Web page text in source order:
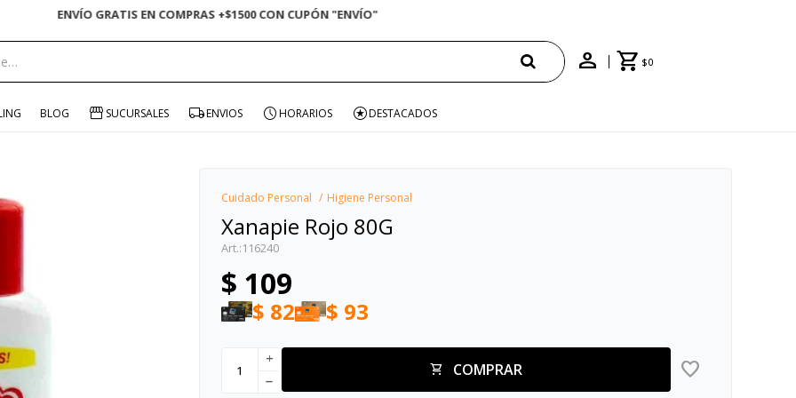
ENVÍO GRATIS EN COMPRAS +$1500 CON CUPÓN "ENVÍO"
$0
BLOG SUCURSALES ENVIOS HORARIOS DESTACADOS
Cuidado Personal Higiene Personal
Xanapie Rojo 80G
116240
$ 109
$ 82 $ 93
COMPRAR
add
remove